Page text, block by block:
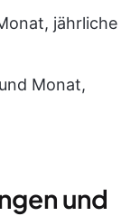
jährliche
Monat,
und